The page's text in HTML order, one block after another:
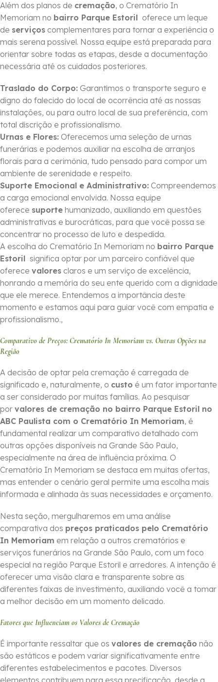
Além dos planos de cremação, o Crematório In
Memoriam no bairro Parque Estoril oferece um leque
de serviços complementares para tornar a experiência o
mais serena possível. Nossa equipe está preparada para
orientar sobre todas as etapas, desde a documentação
necessária até os cuidados posteriores.
Traslado do Corpo: Garantimos o transporte seguro e
digno do falecido do local de ocorrência até as nossas
instalações, ou para outro local de sua preferência, com
total discrição e profissionalismo.
Urnas e Flores: Oferecemos uma seleção de urnas
funerárias e podemos auxiliar na escolha de arranjos
florais para a cerimônia, tudo pensado para compor um
ambiente de serenidade e respeito.
Suporte Emocional e Administrativo: Compreendemos
a carga emocional envolvida. Nossa equipe
oferece suporte humanizado, auxiliando em questões
administrativas e burocráticas, para que você possa se
concentrar no processo de luto e despedida.
A escolha do Crematório In Memoriam no bairro Parque
Estoril significa optar por um parceiro confiável que
oferece valores claros e um serviço de excelência,
honrando a memória do seu ente querido com a dignidade
que ele merece. Entendemos a importância deste
momento e estamos aqui para guiar você com empatia e
profissionalismo.,
Comparativo de Preços: Crematório In Memoriam vs. Outras Opções na
Região
A decisão de optar pela cremação é carregada de
significado e, naturalmente, o custo é um fator importante
a ser considerado por muitas famílias. Ao pesquisar
por valores de cremação no bairro Parque Estoril no
ABC Paulista com o Crematório In Memoriam, é
fundamental realizar um comparativo detalhado com
outras opções disponíveis na Grande São Paulo,
especialmente na área de influência próxima. O
Crematório In Memoriam se destaca em muitas ofertas,
mas entender o cenário geral permite uma escolha mais
informada e alinhada às suas necessidades e orçamento.
Nesta seção, mergulharemos em uma análise
comparativa dos preços praticados pelo Crematório
In Memoriam em relação a outros crematórios e
serviços funerários na Grande São Paulo, com um foco
especial na região Parque Estoril e arredores. A intenção é
oferecer uma visão clara e transparente sobre as
diferentes faixas de investimento, auxiliando você a tomar
a melhor decisão em um momento delicado.
Fatores que Influenciam os Valores de Cremação
É importante ressaltar que os valores de cremação não
são estáticos e podem variar significativamente entre
diferentes estabelecimentos e pacotes. Diversos